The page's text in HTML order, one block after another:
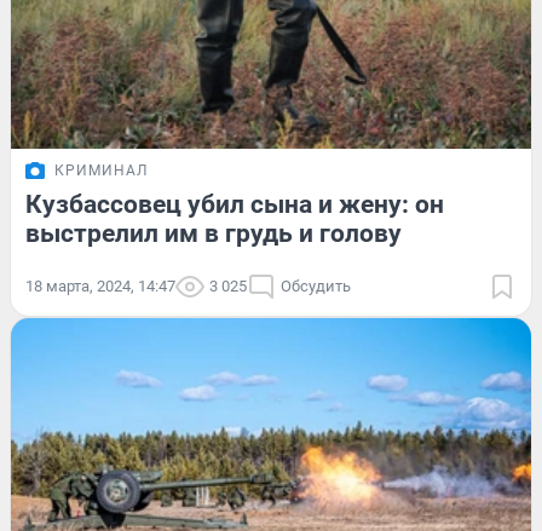
КРИМИНАЛ
Кузбассовец убил сына и жену: он
выстрелил им в грудь и голову
18 марта, 2024, 14:47 3 025 Обсудить